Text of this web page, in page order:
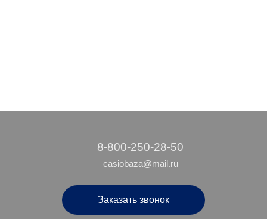
‭8-800-250-28-50
casiobaza@mail.ru
Заказать звонок